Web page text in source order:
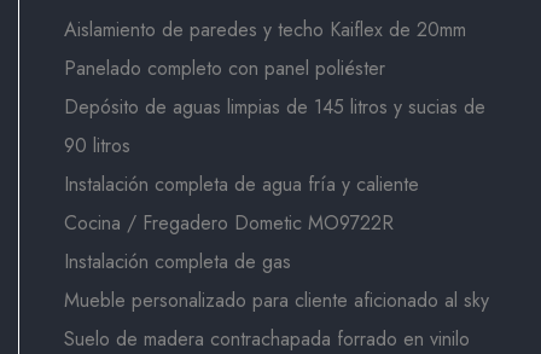
Aislamiento de paredes y techo Kaiflex de 20mm
Panelado completo con panel poliéster
Depósito de aguas limpias de 145 litros y sucias de
90 litros
Instalación completa de agua fría y caliente
Cocina / Fregadero Dometic MO9722R
Instalación completa de gas
Mueble personalizado para cliente aficionado al sky
Suelo de madera contrachapada forrado en vinilo